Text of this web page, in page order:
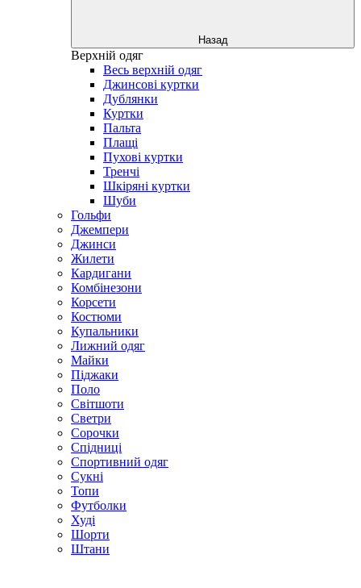
Назад
Верхній одяг
Весь верхній одяг
Джинсові куртки
Дублянки
Куртки
Пальта
Плащі
Пухові куртки
Тренчі
Шкіряні куртки
Шуби
Гольфи
Джемпери
Джинси
Жилети
Кардигани
Комбінезони
Корсети
Костюми
Купальники
Лижний одяг
Майки
Піджаки
Поло
Світшоти
Светри
Сорочки
Спідниці
Спортивний одяг
Сукні
Топи
Футболки
Худі
Шорти
Штани